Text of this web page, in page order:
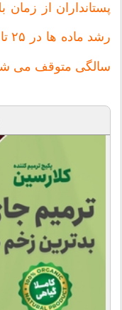
پستانداران از
سالگی متوقف می